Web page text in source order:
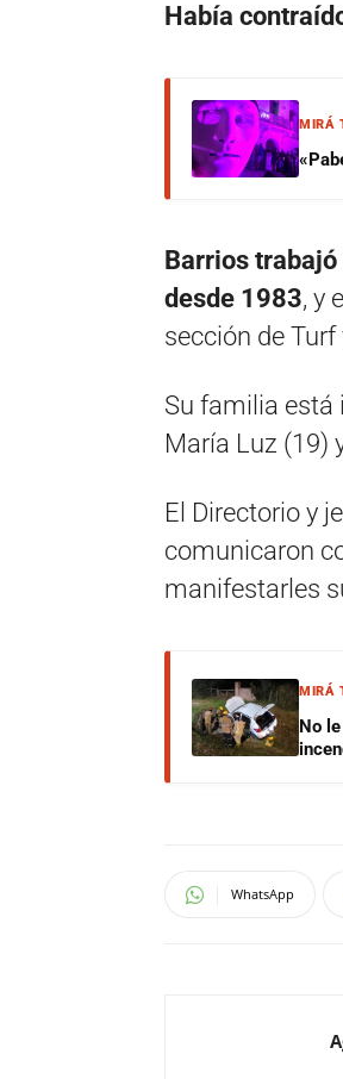
Había
MIRÁ
Barrios
desde 1983, y
sección de Turf
Su familia está
María Luz (19)
El Directorio y
comunicaron
manifestarles
MIRÁ
No
WhatsApp